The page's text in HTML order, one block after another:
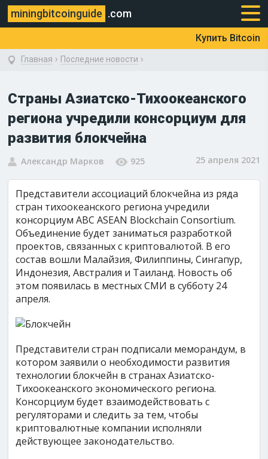
miningbitcoinguide .com
Купить Bitcoin
Главная › Последние новости ›
Страны Азиатско-Тихоокеанского
региона учредили консорциум для
развития блокчейна
Александр Марков 925 25 апреля 2021
Представители ассоциаций блокчейна из ряда
стран тихоокеанского региона учредили
консорциум ABC ASEAN Blockchain Consortium.
Объединение будет заниматься разработкой
проектов, связанных с криптовалютой. В его
состав вошли Малайзия, Филиппины, Сингапур,
Индонезия, Австралия и Таиланд. Новость об
этом появилась в местных СМИ в субботу 24
апреля.
Представители стран подписали меморандум, в
котором заявили о необходимости развития
технологии блокчейн в странах Азиатско-
Тихоокеанского экономического региона.
Консорциум будет взаимодействовать с
регуляторами и следить за тем, чтобы
криптовалютные компании исполняли
действующее законодательство.